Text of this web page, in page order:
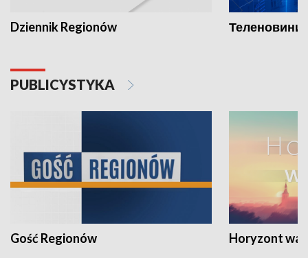
Dziennik Regionów Теленовини
PUBLICYSTYKA
Gość Regionów Horyzont